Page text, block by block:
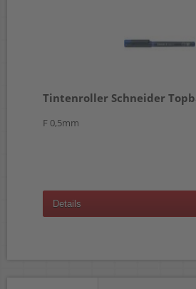
Tintenroller Schneider
F 0,5mm
Details